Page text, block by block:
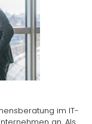
im IT-
an. Als